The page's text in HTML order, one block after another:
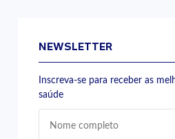
NEWSLETTER
Inscreva-se para receber as
saúde